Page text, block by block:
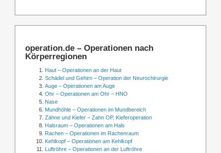
operation.de – Operationen nach
Körperregionen
Haut – Operationen an der Haut
Schädel und Gehirn – Operation der Neurochirurgie
Auge – Operationen am Auge
Ohr – Operationen am Ohr – HNO
Nase
Mundhöhle – Operationen im Mundbereich
Zähne und Kiefer – Zahn OP, Kieferoperation
Halsraum – Operationen am Hals
Rachen – Operationen im Rachenraum
Kehlkopf – Operationen am Kehlkopf
Luftröhre – Operationen an der Luftröhre